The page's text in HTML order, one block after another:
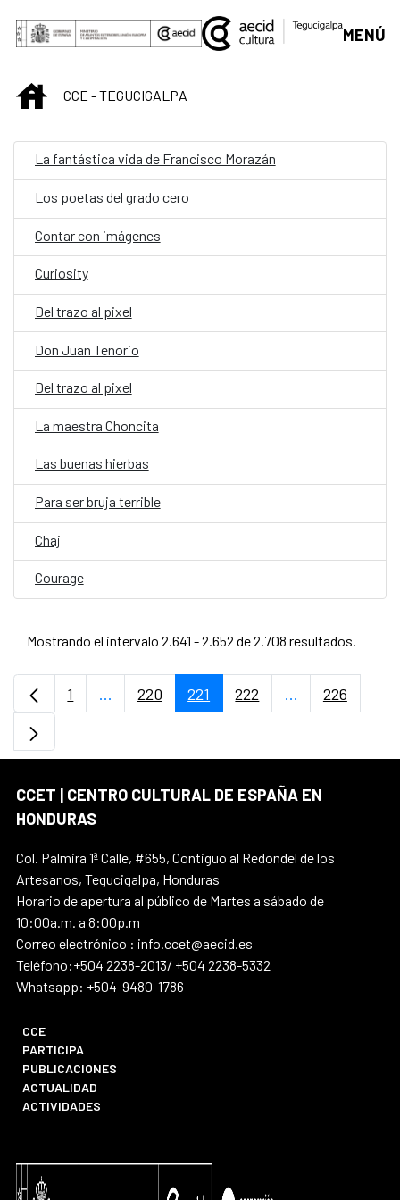
Saltar al contenido principal
MENÚ
INICIOCCE - TEGUCIGALPA
La fantástica vida de Francisco Morazán
Los poetas del grado cero
Contar con imágenes
Curiosity
Del trazo al pixel
Don Juan Tenorio
Del trazo al pixel
La maestra Choncita
Las buenas hierbas
Para ser bruja terrible
Chaj
Courage
Mostrando el intervalo 2.641 - 2.652 de 2.708 resultados.
Página
1 ...Páginas intermedias Use TAB para
Página
220 Página
221 Página
222 ...PáginasPágina
226
CCET | CENTRO CULTURAL DE ESPAÑA EN
HONDURAS
Col. Palmira 1ª Calle, #655, Contiguo al Redondel de los
Artesanos, Tegucigalpa, Honduras
Horario de apertura al público de Martes a sábado de
10:00a.m. a 8:00p.m
Correo electrónico : info.ccet@aecid.es
Teléfono:+504 2238-2013/ +504 2238-5332
Whatsapp: +504-9480-1786
CCE
PARTICIPA
PUBLICACIONES
ACTUALIDAD
ACTIVIDADES